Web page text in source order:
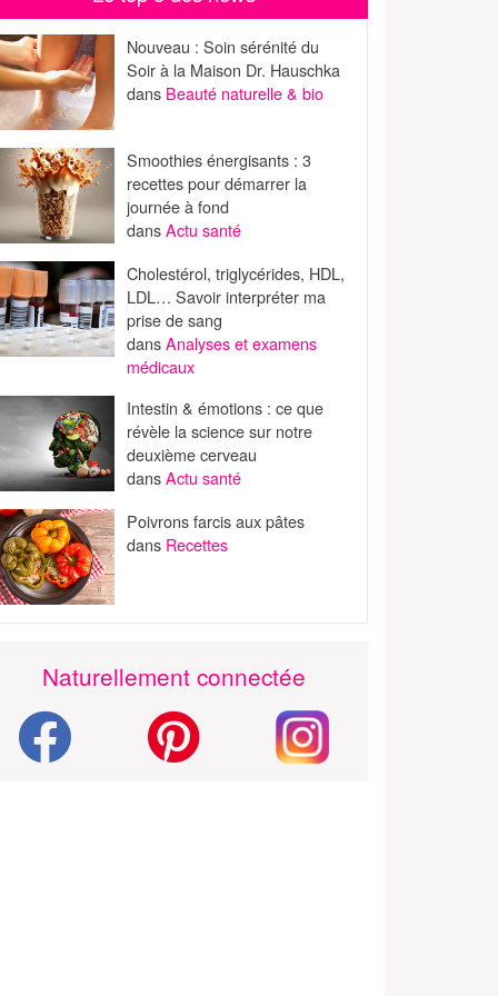
Nouveau : Soin sérénité du
Soir à la Maison Dr. Hauschka
dans Beauté naturelle & bio
Smoothies énergisants : 3
recettes pour démarrer la
journée à fond
dansActu santé
Cholestérol, triglycérides, HDL,
LDL… Savoir interpréter ma
prise de sang
dansAnalyses et examens
médicaux
Intestin & émotions : ce que
révèle la science sur notre
deuxième cerveau
dansActu santé
Poivrons farcis aux pâtes
dans Recettes
Naturellement connectée